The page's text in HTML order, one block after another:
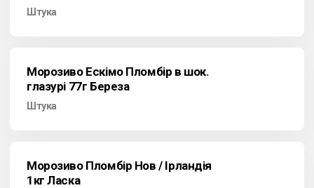
Штука
Морозиво Ескімо Пломбір в шок.
глазурі 77г Береза
Штука
Морозиво Пломбір Нов / Ірландія
1кг Ласка